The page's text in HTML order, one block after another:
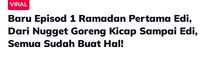
VIRAL
Baru Episod 1 Ramadan Pertama Edi,
Dari Nugget Goreng Kicap Sampai Edi,
Semua Sudah Buat Hal!